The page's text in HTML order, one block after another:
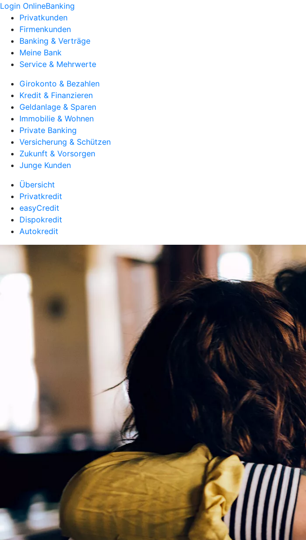
Login OnlineBanking
Privatkunden
Firmenkunden
Banking & Verträge
Meine Bank
Service & Mehrwerte
Girokonto & Bezahlen
Kredit & Finanzieren
Geldanlage & Sparen
Immobilie & Wohnen
Private Banking
Versicherung & Schützen
Zukunft & Vorsorgen
Junge Kunden
Übersicht
Privatkredit
easyCredit
Dispokredit
Autokredit